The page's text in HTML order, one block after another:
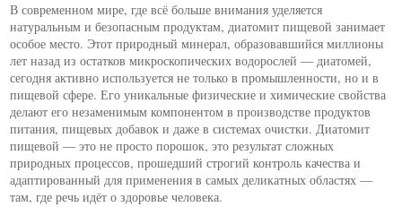
В современном мире, где всё больше внимания уделяется
натуральным и безопасным продуктам, диатомит пищевой занимает
особое место. Этот природный минерал, образовавшийся миллионы
лет назад из остатков микроскопических водорослей — диатомей,
сегодня активно используется не только в промышленности, но и в
пищевой сфере. Его уникальные физические и химические свойства
делают его незаменимым компонентом в производстве продуктов
питания, пищевых добавок и даже в системах очистки. Диатомит
пищевой — это не просто порошок, это результат сложных
природных процессов, прошедший строгий контроль качества и
адаптированный для применения в самых деликатных областях —
там, где речь идёт о здоровье человека.